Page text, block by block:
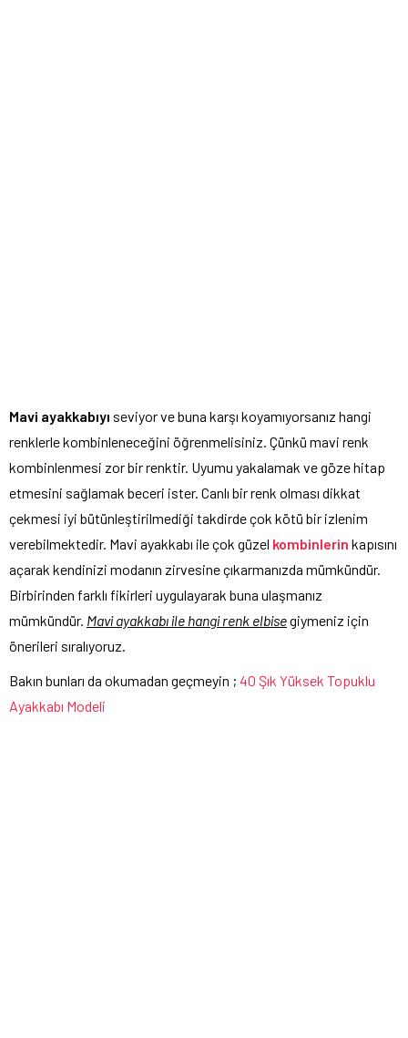
Mavi ayakkabıyı seviyor ve buna karşı koyamıyorsanız hangi
renklerle kombinleneceğini öğrenmelisiniz. Çünkü mavi renk
kombinlenmesi zor bir renktir. Uyumu yakalamak ve göze hitap
etmesini sağlamak beceri ister. Canlı bir renk olması dikkat
çekmesi iyi bütünleştirilmediği takdirde çok kötü bir izlenim
verebilmektedir. Mavi ayakkabı ile çok güzel kombinlerin kapısını
açarak kendinizi modanın zirvesine çıkarmanızda mümkündür.
Birbirinden farklı fikirleri uygulayarak buna ulaşmanız
mümkündür. Mavi ayakkabı ile hangi renk elbisegiymeniz için
önerileri sıralıyoruz.
Bakın bunları da okumadan geçmeyin ; 40 Şık Yüksek Topuklu
Ayakkabı Modeli